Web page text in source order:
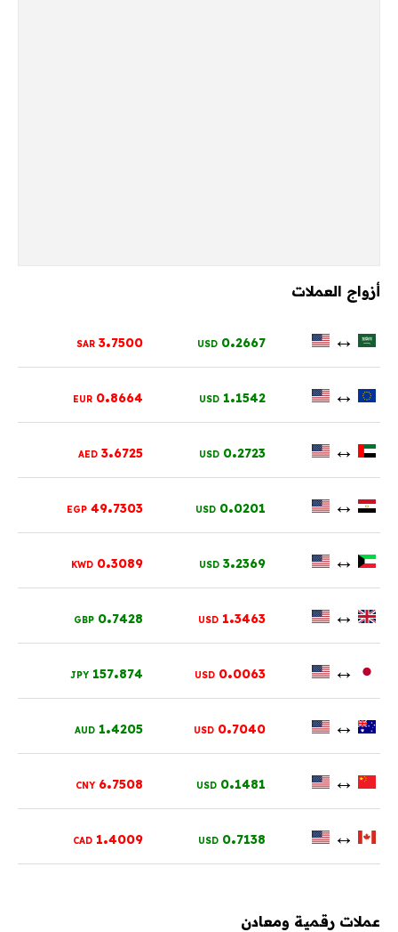
أزواج العملات
↔
0.2667
USD
3.7500
SAR
↔
1.1542
USD
0.8664
EUR
↔
0.2723
USD
3.6725
AED
↔
0.0201
USD
49.7303
EGP
↔
3.2369
USD
0.3089
KWD
↔
1.3463
USD
0.7428
GBP
↔
0.0063
USD
157.874
JPY
↔
0.7040
USD
1.4205
AUD
↔
0.1481
USD
6.7508
CNY
↔
0.7138
USD
1.4009
CAD
عملات رقمية ومعادن